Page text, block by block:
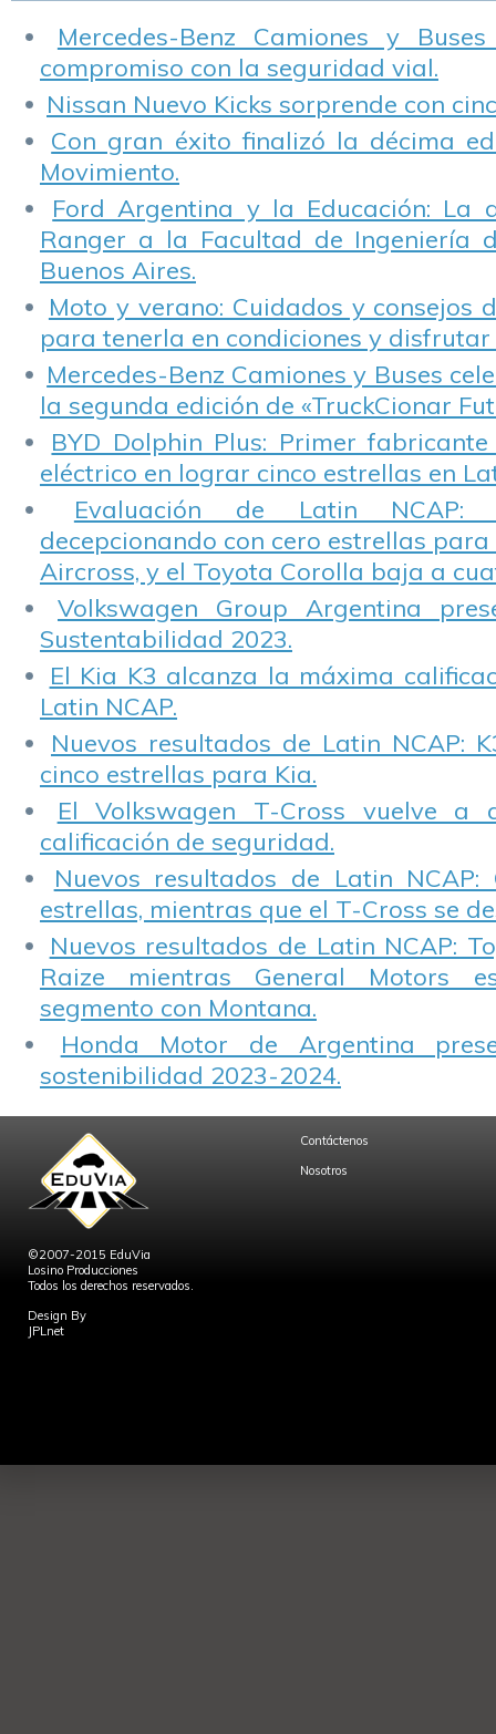
Mercedes-Benz Camiones y
compromiso con la seguridad vial.
Nissan Nuevo Kicks sorprende con
Con gran éxito finalizó la décima
Movimiento.
Ford Argentina y la Educación: La
Ranger a la Facultad de Ingeniería
Buenos Aires.
Moto y verano: Cuidados y consejos
para tenerla en condiciones y disfrutar
Mercedes-Benz Camiones y Buses
la segunda edición de «TruckCionar
BYD Dolphin Plus: Primer
eléctrico en lograr cinco estrellas en
Evaluación de Latin NCAP:
decepcionando con cero estrellas para
Aircross, y el Toyota Corolla baja a
Volkswagen Group Argentina
Sustentabilidad 2023.
El Kia K3 alcanza la máxima
Latin NCAP.
Nuevos resultados de Latin NCAP:
cinco estrellas para Kia.
El Volkswagen T-Cross vuelve a
calificación de seguridad.
Nuevos resultados de Latin NCAP:
estrellas, mientras que el T-Cross se
Nuevos resultados de Latin NCAP:
Raize mientras General Motors
segmento con Montana.
Honda Motor de Argentina
sostenibilidad 2023-2024.
©2007-2015 EduVia
Losino Producciones
Todos los derechos reservados.
Design By
JPLnet
Contáctenos
Nosotros